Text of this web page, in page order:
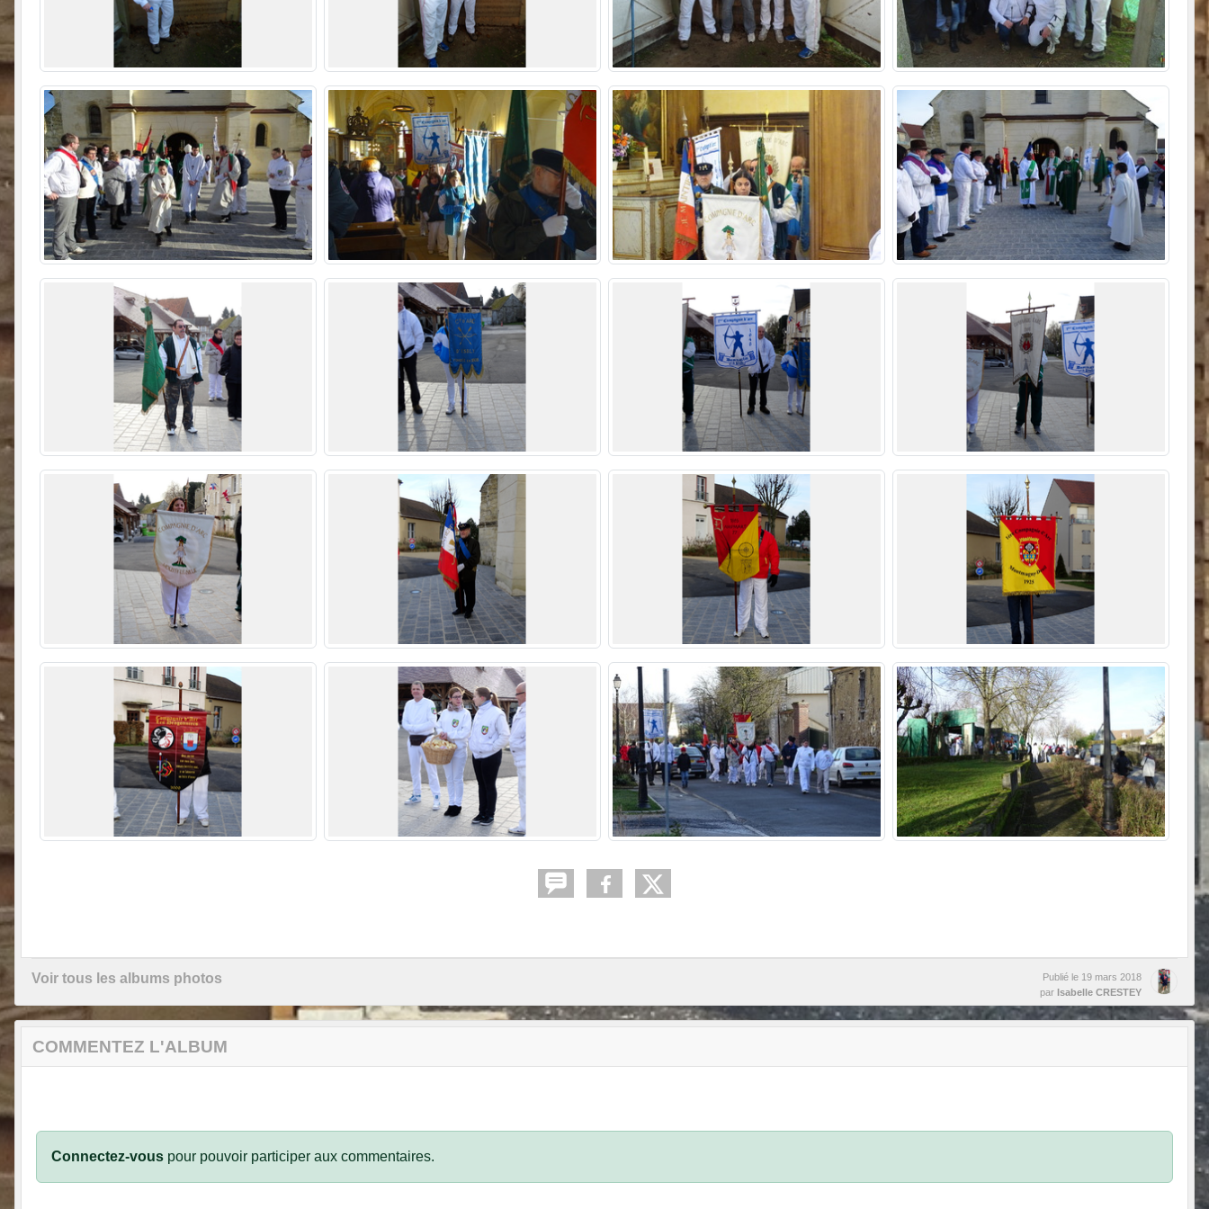
Voir tous les albums photos Publié le 19 mars 2018
par Isabelle CRESTEY
COMMENTEZ L'ALBUM
Connectez-vous pour pouvoir participer aux commentaires.